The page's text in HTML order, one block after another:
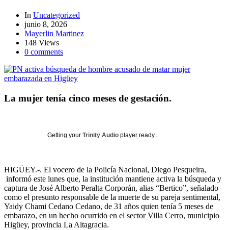
In Uncategorized
junio 8, 2026
Mayerlin Martinez
148 Views
0 comments
La mujer tenía cinco meses de gestación.
Getting your Trinity Audio player ready...
HIGÜEY.-. El vocero de la Policía Nacional, Diego Pesqueira,
informó este lunes que, la institución mantiene activa la búsqueda y
captura de José Alberto Peralta Corporán, alias “Bertico”, señalado
como el presunto responsable de la muerte de su pareja sentimental,
Yaidy Chami Cedano Cedano, de 31 años quien tenía 5 meses de
embarazo, en un hecho ocurrido en el sector Villa Cerro, municipio
Higüey, provincia La Altagracia.